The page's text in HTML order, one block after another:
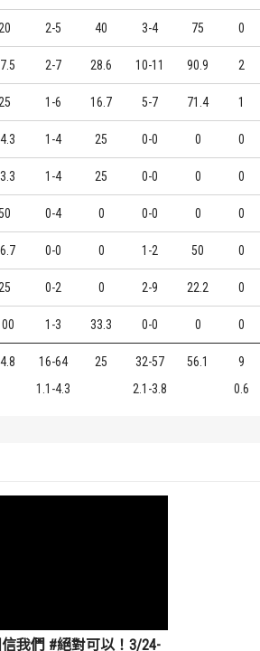
2-5 40 3-4 75 0
2-7 28.6 10-11 90.9 2
1-6 16.7 5-7 71.4 1
1-4 25 0-0 0 0
1-4 25 0-0 0 0
0-4 0 0-0 0 0
0-0 0 1-2 50 0
0-2 0 2-9 22.2 0
1-3 33.3 0-0 0 0
16-64 25 32-57 56.1 9
1.1-4.3 2.1-3.8 0.6
信我們 #絕對可以！3/24-